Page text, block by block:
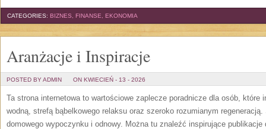
CATEGORIES: BIZNES, FINANSE, EKONOMIA
Aranżacje i Inspiracje
POSTED BY ADMIN ON KWIECIEŃ - 13 - 2026
Ta strona internetowa to wartościowe zaplecze poradnicze dla osób, które
wodną, strefą bąbelkowego relaksu oraz szeroko rozumianym
domowego wypoczynku i odnowy. Można tu znaleźć inspirujące